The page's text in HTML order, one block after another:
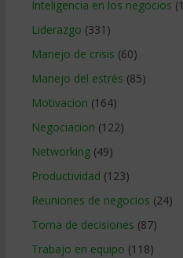
Inteligencia en los negocios
Liderazgo (331)
Manejo de crisis (60)
Manejo del estrés (85)
Motivacion (164)
Negociacion (122)
Networking(49)
Productividad (123)
Reuniones de negocios (24)
Toma de decisiones (87)
Trabajo en equipo (118)